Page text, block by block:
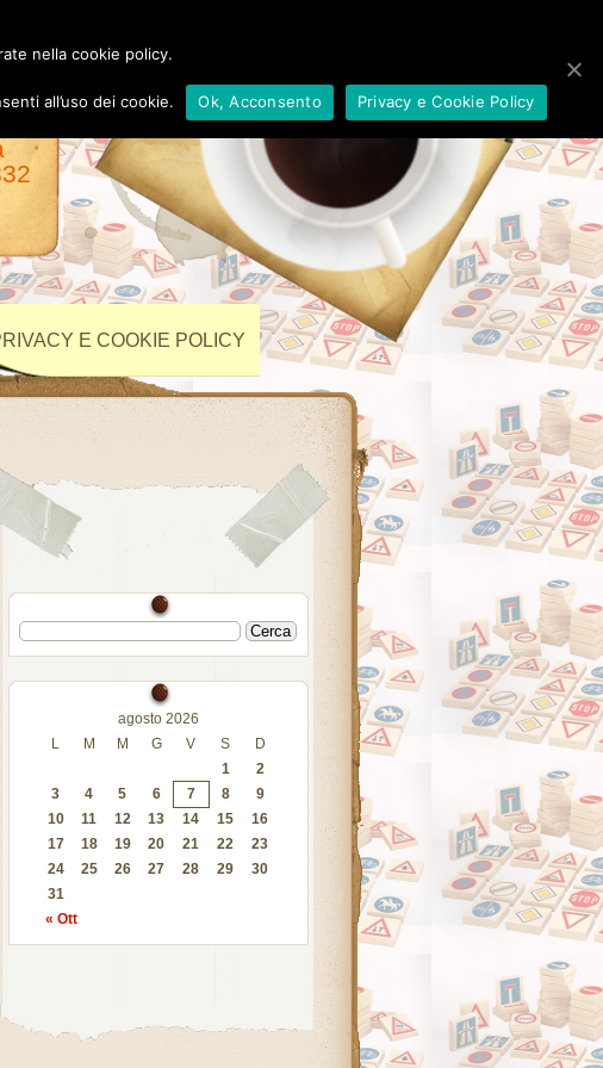
E COOKIE POLICY
agosto 2026
L
M M G V S D
« Ott
1
2
3
4 5 6 7 8
9
10
11 12 13 14 15
16
17
18 19 20 21 22
23
24
25 26 27 28 29
30
31
nella cookie policy.
all’uso dei cookie.
Ok, Acconsento Privacy e Cookie Policy